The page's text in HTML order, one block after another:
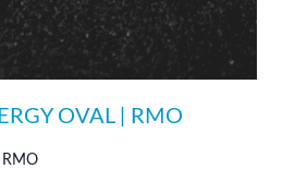
OVAL | RMO
RMO